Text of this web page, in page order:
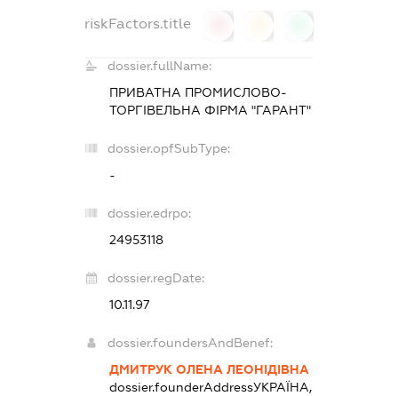
riskFactors.title
dossier.fullName:
ПРИВАТНА ПРОМИСЛОВО-
ТОРГІВЕЛЬНА ФІРМА "ГАРАНТ"
dossier.opfSubType:
-
dossier.edrpo:
24953118
dossier.regDate:
10.11.97
dossier.foundersAndBenef:
ДМИТРУК ОЛЕНА ЛЕОНІДІВНА
dossier.founderAddressУКРАЇНА,